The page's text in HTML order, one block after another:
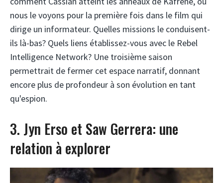
nous le voyons pour la première fois dans le film qui
dirige un informateur. Quelles missions le conduisent-
ils là-bas? Quels liens établissez-vous avec le Rebel
Intelligence Network? Une troisième saison
permettrait de fermer cet espace narratif, donnant
encore plus de profondeur à son évolution en tant
qu'espion.
3. Jyn Erso et Saw Gerrera: une
relation à explorer